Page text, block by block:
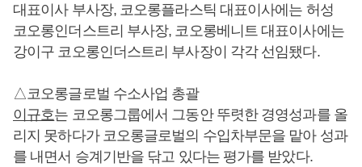
대표이사 부사장, 코오롱플라스틱 대표이사에는 허성
코오롱인더스트리 부사장, 코오롱베니트 대표이사에는
강이구 코오롱인더스트리 부사장이 각각 선임됐다.
△코오롱글로벌 수소사업 총괄
이규호는 코오롱그룹에서 그동안 뚜렷한 경영성과를 올
리지 못하다가 코오롱글로벌의 수입차부문을 맡아 성과
를 내면서 승계기반을 닦고 있다는 평가를 받았다.